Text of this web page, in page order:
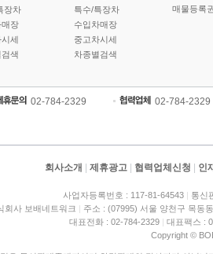
장차
매장
세
색
특수/특장차
수입차매장
중고차시세
차종별검색
매물등록
02-784-2329 02-784-2329
회사소개 제휴광고 협력업체신청 인
사업자등록번호 : 117-81-64543 | 통신
회사 보배네트워크 | 주소 : (07995) 서울 양천구 목동
대표전화 : 02-784-2329 | 대표팩스 :
Copyright ©